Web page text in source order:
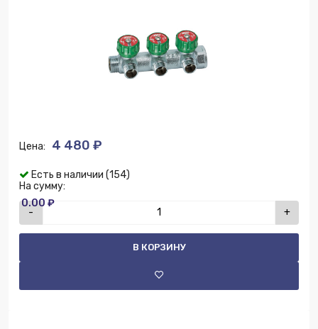
Цена: 4 480 ₽
Есть в наличии (154)
На сумму:
0.00 ₽
- +
В КОРЗИНУ